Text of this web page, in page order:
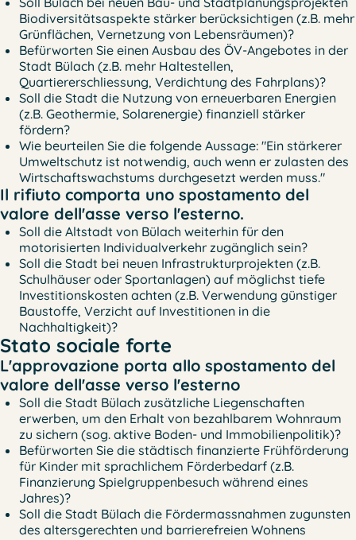
Biodiversitätsaspekte stärker berücksichtigen (z.B. mehr
Grünflächen, Vernetzung von Lebensräumen)?
Befürworten Sie einen Ausbau des ÖV-Angebotes in der
Stadt Bülach (z.B. mehr Haltestellen,
Quartiererschliessung, Verdichtung des Fahrplans)?
Soll die Stadt die Nutzung von erneuerbaren Energien
(z.B. Geothermie, Solarenergie) finanziell stärker
fördern?
Wie beurteilen Sie die folgende Aussage: "Ein stärkerer
Umweltschutz ist notwendig, auch wenn er zulasten des
Wirtschaftswachstums durchgesetzt werden muss."
Il rifiuto comporta uno spostamento del
valore dell'asse verso l'esterno.
Soll die Altstadt von Bülach weiterhin für den
motorisierten Individualverkehr zugänglich sein?
Soll die Stadt bei neuen Infrastrukturprojekten (z.B.
Schulhäuser oder Sportanlagen) auf möglichst tiefe
Investitionskosten achten (z.B. Verwendung günstiger
Baustoffe, Verzicht auf Investitionen in die
Nachhaltigkeit)?
Stato sociale forte
L'approvazione porta allo spostamento del
valore dell'asse verso l'esterno
Soll die Stadt Bülach zusätzliche Liegenschaften
erwerben, um den Erhalt von bezahlbarem Wohnraum
zu sichern (sog. aktive Boden- und Immobilienpolitik)?
Befürworten Sie die städtisch finanzierte Frühförderung
für Kinder mit sprachlichem Förderbedarf (z.B.
Finanzierung Spielgruppenbesuch während eines
Jahres)?
Soll die Stadt Bülach die Fördermassnahmen zugunsten
des altersgerechten und barrierefreien Wohnens